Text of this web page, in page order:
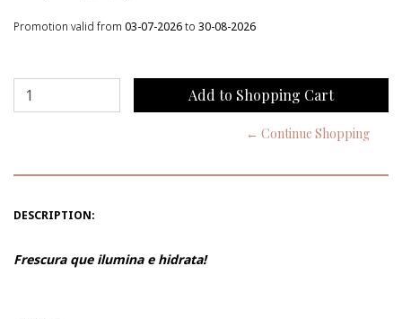
Promotion valid from 03-07-2026to 30-08-2026
← Continue Shopping
DESCRIPTION:
Frescura que ilumina e hidrata!